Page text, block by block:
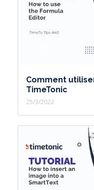
Comment
TimeTonic
25/3/2022